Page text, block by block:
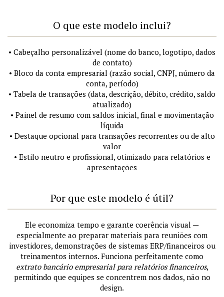
O que este modelo inclui?
• Cabeçalho personalizável (nome do banco, logotipo, dados
de contato)
• Bloco da conta empresarial (razão social, CNPJ, número da
conta, período)
• Tabela de transações (data, descrição, débito, crédito, saldo
atualizado)
• Painel de resumo com saldos inicial, final e movimentação
líquida
• Destaque opcional para transações recorrentes ou de alto
valor
• Estilo neutro e profissional, otimizado para relatórios e
apresentações
Por que este modelo é útil?
Ele economiza tempo e garante coerência visual —
especialmente ao preparar materiais para reuniões com
investidores, demonstrações de sistemas ERP/financeiros ou
treinamentos internos. Funciona perfeitamente como
extrato bancário empresarial para relatórios financeiros,
permitindo que equipes se concentrem nos dados, não no
design.